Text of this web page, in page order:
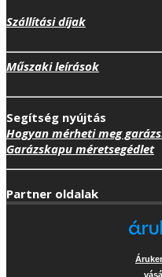
Szállítási díjak
Műszaki leírások
Segítség nyújtás
Hogyan mérheti meg
Garázskapu méretsegédlet
Partner oldalak